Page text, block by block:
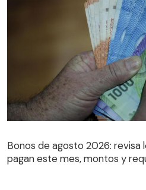
Bonos de agosto 2026: revisa
pagan este mes, montos y